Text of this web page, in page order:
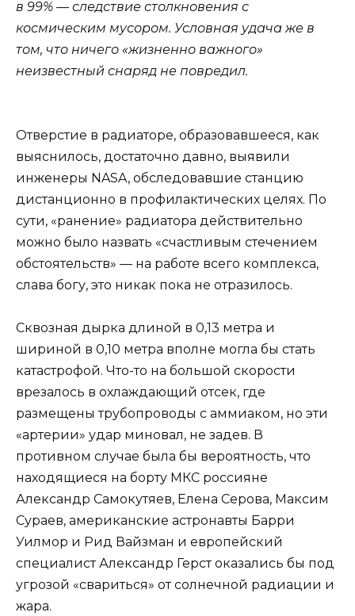
в 99% — следствие столкновения с
космическим мусором. Условная удача же в
том, что ничего «жизненно важного»
неизвестный снаряд не повредил.
Отверстие в радиаторе, образовавшееся, как
выяснилось, достаточно давно, выявили
инженеры NASA, обследовавшие станцию
дистанционно в профилактических целях. По
сути, «ранение» радиатора действительно
можно было назвать «счастливым стечением
обстоятельств» — на работе всего комплекса,
слава богу, это никак пока не отразилось.
Сквозная дырка длиной в 0,13 метра и
шириной в 0,10 метра вполне могла бы стать
катастрофой. Что-то на большой скорости
врезалось в охлаждающий отсек, где
размещены трубопроводы с аммиаком, но эти
«артерии» удар миновал, не задев. В
противном случае была бы вероятность, что
находящиеся на борту МКС россияне
Александр Самокутяев, Елена Серова, Максим
Сураев, американские астронавты Барри
Уилмор и Рид Вайзман и европейский
специалист Александр Герст оказались бы под
угрозой «свариться» от солнечной радиации и
жара.